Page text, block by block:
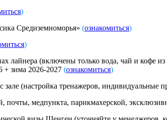
)
Средиземноморья» (ознакомиться)
)
лайнера (включены только вода, чай и кофе
+ зима 2026-2027 (ознакомиться)
зале (настройка тренажеров, индивидуальные
почты, медпункта, парикмахерской,